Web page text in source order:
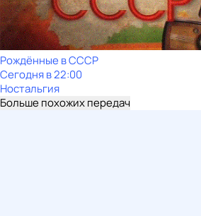
Рождённые в СССР
Сегодня в 22:00
Ностальгия
Больше похожих передач